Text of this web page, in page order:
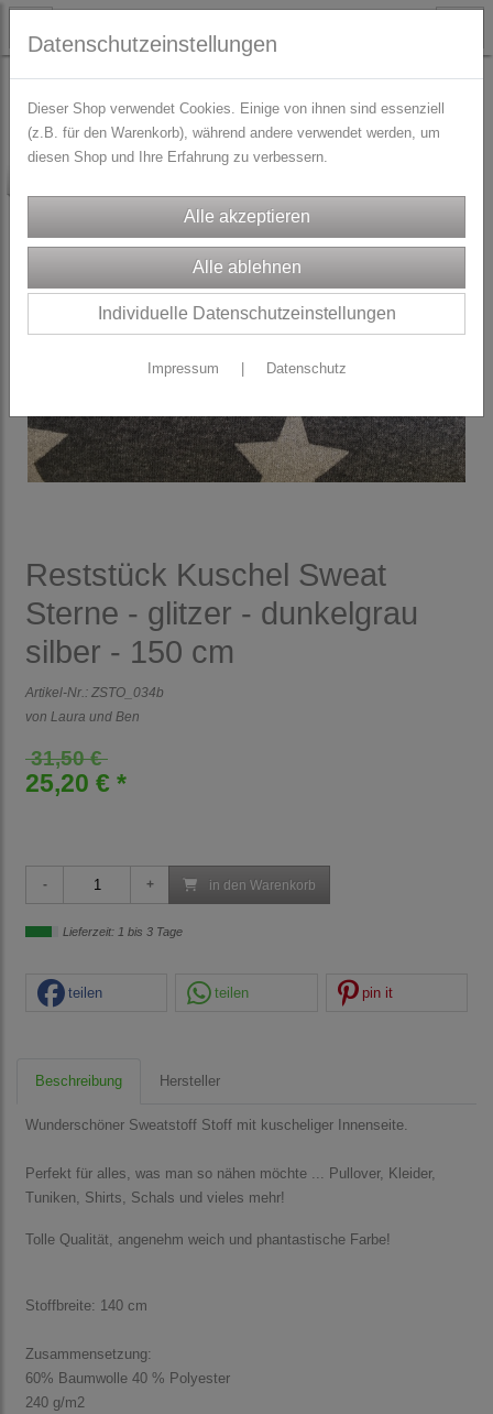
STOFFE Jacken/Mantel/Poncho Stoffe
Reststück Kuschel Sweat
Sterne - glitzer - dunkelgrau
silber - 150 cm
Artikel-Nr.: ZSTO_034b
von Laura und Ben
31,50 €
25,20 € *
in den Warenkorb
Lieferzeit: 1 bis 3 Tage
teilen teilen pin it
Beschreibung Hersteller
Wunderschöner Sweatstoff Stoff mit kuscheliger Innenseite.
Perfekt für alles, was man so nähen möchte ... Pullover, Kleider,
Tuniken, Shirts, Schals und vieles mehr!
Tolle Qualität, angenehm weich und phantastische Farbe!
Stoffbreite: 140 cm
Zusammensetzung:
60% Baumwolle 40 % Polyester
240 g/m2
Datenschutzeinstellungen
Dieser Shop verwendet Cookies. Einige von ihnen sind essenziell
(z.B. für den Warenkorb), während andere verwendet werden, um
diesen Shop und Ihre Erfahrung zu verbessern.
Individuelle Datenschutzeinstellungen
Impressum Datenschutz